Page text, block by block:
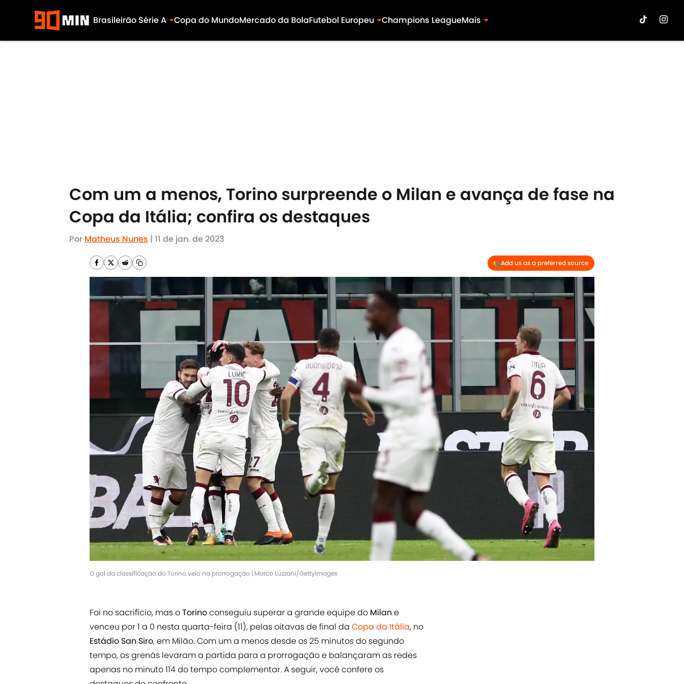
Brasileirão Série A Copa do MundoMercado da BolaFutebol Europeu Champions LeagueMais
Com um a menos, Torino surpreende o Milan e avança de fase na
Copa da Itália; confira os destaques
Por Matheus Nunes | 11 de jan. de 2023
Add us as a preferred source
O gol da classificação do Torino veio na prorrogação | Marco Luzzani/GettyImages
Foi no sacrifício, mas oTorinoconseguiu superar a grande equipe do Milan e
venceu por 1 a 0 nesta quarta-feira (11), pelas oitavas de final da Copa da Itália, no
Estádio San Siro, em Milão. Com um a menos desde os 25 minutos do segundo
tempo, os grenás levaram a partida para a prorrogação e balançaram as redes
apenas no minuto 114 do tempo complementar. A seguir, você confere os